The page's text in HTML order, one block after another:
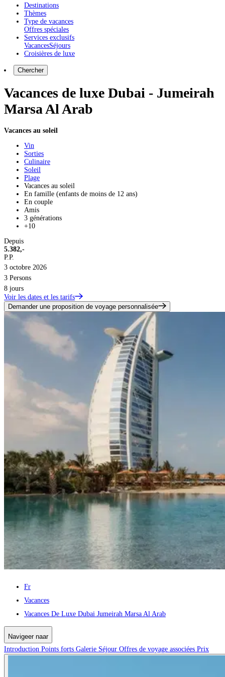
Destinations
Thèmes
Type de vacances
Offres spéciales
Services exclusifs
VacancesSéjours
Croisières de luxe
Chercher
Vacances de luxe Dubai - Jumeirah
Marsa Al Arab
Vacances au soleil
Vin
Sorties
Culinaire
Soleil
Plage
Vacances au soleil
En famille (enfants de moins de 12 ans)
En couple
Amis
3 générations
+10
Depuis
5.382,-
P.P.
3 octobre 2026
3 Persons
8 jours
Voir les dates et les tarifs
Demander une proposition de voyage personnalisée
Fr
Vacances
Vacances De Luxe Dubai Jumeirah Marsa Al Arab
Navigeer naar
Introduction Points forts Galerie Séjour Offres de voyage associées Prix